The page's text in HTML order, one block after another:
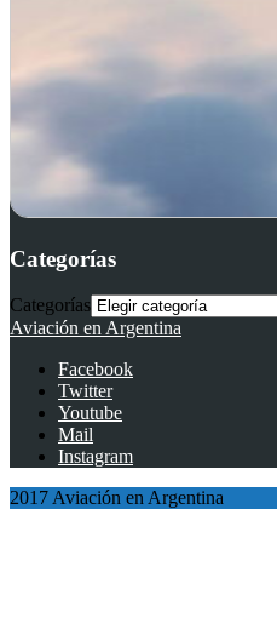
Categorías
Categorías
Aviación en Argentina
Facebook
Twitter
Youtube
Mail
Instagram
2017 Aviación en Argentina